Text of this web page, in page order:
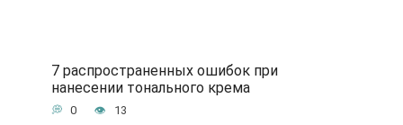
7 распространенных ошибок при
нанесении тонального крема
0 13